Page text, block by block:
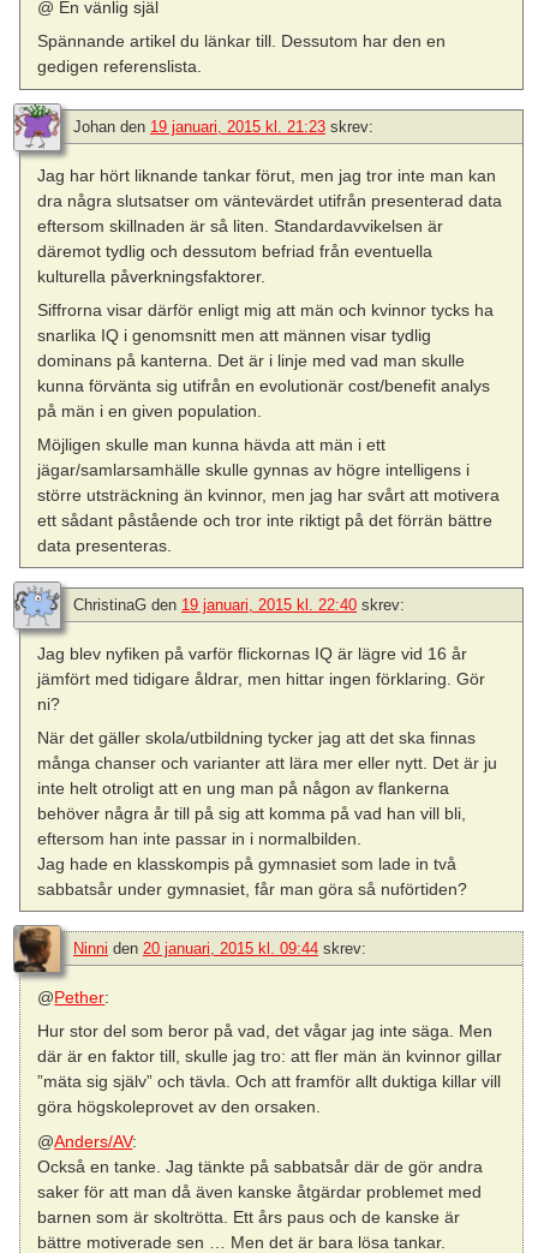
@ En vänlig själ
Spännande artikel du länkar till. Dessutom har den en
gedigen referenslista.
Johan den 19 januari, 2015 kl. 21:23 skrev:
Jag har hört liknande tankar förut, men jag tror inte man kan
dra några slutsatser om väntevärdet utifrån presenterad data
eftersom skillnaden är så liten. Standardavvikelsen är
däremot tydlig och dessutom befriad från eventuella
kulturella påverkningsfaktorer.
Siffrorna visar därför enligt mig att män och kvinnor tycks ha
snarlika IQ i genomsnitt men att männen visar tydlig
dominans på kanterna. Det är i linje med vad man skulle
kunna förvänta sig utifrån en evolutionär cost/benefit analys
på män i en given population.
Möjligen skulle man kunna hävda att män i ett
jägar/samlarsamhälle skulle gynnas av högre intelligens i
större utsträckning än kvinnor, men jag har svårt att motivera
ett sådant påstående och tror inte riktigt på det förrän bättre
data presenteras.
ChristinaG den 19 januari, 2015 kl. 22:40 skrev:
Jag blev nyfiken på varför flickornas IQ är lägre vid 16 år
jämfört med tidigare åldrar, men hittar ingen förklaring. Gör
ni?
När det gäller skola/utbildning tycker jag att det ska finnas
många chanser och varianter att lära mer eller nytt. Det är ju
inte helt otroligt att en ung man på någon av flankerna
behöver några år till på sig att komma på vad han vill bli,
eftersom han inte passar in i normalbilden.
Jag hade en klasskompis på gymnasiet som lade in två
sabbatsår under gymnasiet, får man göra så nuförtiden?
Ninni den 20 januari, 2015 kl. 09:44 skrev:
@Pether:
Hur stor del som beror på vad, det vågar jag inte säga. Men
där är en faktor till, skulle jag tro: att fler män än kvinnor gillar
”mäta sig själv” och tävla. Och att framför allt duktiga killar vill
göra högskoleprovet av den orsaken.
@Anders/AV:
Också en tanke. Jag tänkte på sabbatsår där de gör andra
saker för att man då även kanske åtgärdar problemet med
barnen som är skoltrötta. Ett års paus och de kanske är
bättre motiverade sen … Men det är bara lösa tankar.